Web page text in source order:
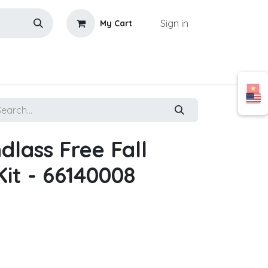
My Cart Sign in
Free Fall
- 66140008